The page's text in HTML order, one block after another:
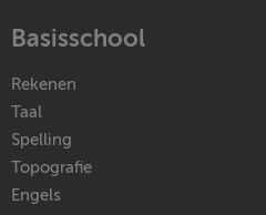
Basisschool
Rekenen
Taal
Spelling
Topografie
Engels